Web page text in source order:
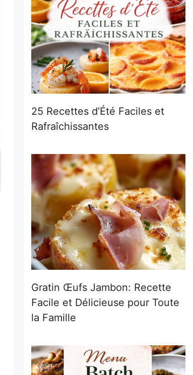
25 Recettes d’Été Faciles et
Rafraîchissantes
Gratin Œufs Jambon: Recette
Facile et Délicieuse pour Toute
la Famille